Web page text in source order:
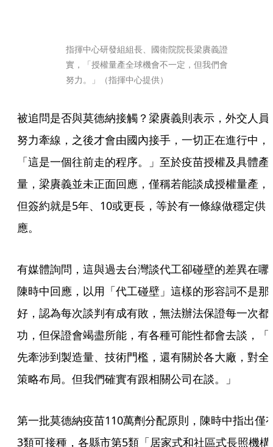
指揮中心研發組組長、國衛院院長梁賡義證
實，「授權量產全球機會不一定，但我們會
努力。」（指揮中心提供）
被追問是否與莫德納接觸？梁賡義則表示，外交人員
努力牽線，之後才會由國內接手，一切正在進行中，
「這是一個往前走的程序。」至於疫苗授權及具體產
量，梁賡義並未正面回應，僅稱若能談成授權量產，
但簽約就是5年、10或更長，等於有一條線做穩定供
應。
有媒體詢問，這與過去台灣談代工卻碰壁的差異在哪
陳時中回應，以用「代工碰壁」這樣的形容詞不是那
好，認為每次談判有成有敗，無法辦法保證每一次都
功，但保證會竭盡所能，有各種可能性都會去談，「
先牽涉到製造量、技術門檻，還有關於各大廠，對全
策略布局。但我們確實有跟相關公司在談。」
第一批莫德納疫苗110萬劑分配原則，陳時中指出僅
3類可接種，各縣市第5類「居家式和社區式長照機構